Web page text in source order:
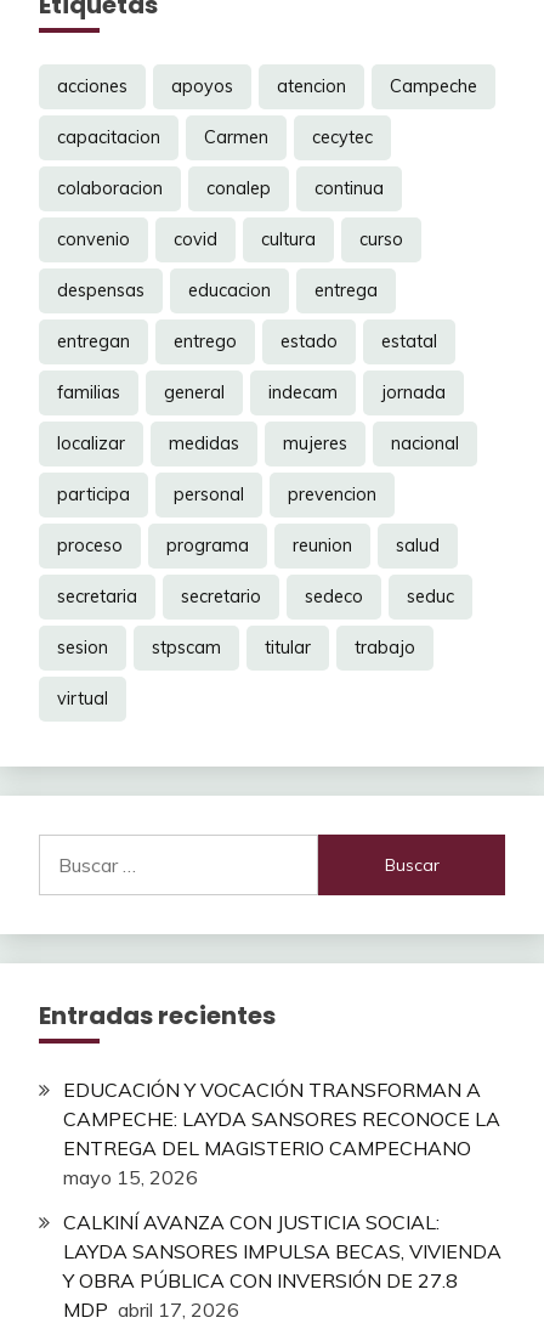
acciones apoyos atencion Campeche
capacitacion Carmen cecytec
colaboracion conalep continua
convenio covid cultura curso
despensas educacion entrega
entregan entrego estado estatal
familias general indecam jornada
localizar medidas mujeres nacional
participa personal prevencion
proceso programa reunion salud
secretaria secretario sedeco seduc
sesion stpscam titular trabajo
virtual
Entradas recientes
EDUCACIÓN Y VOCACIÓN TRANSFORMAN A
CAMPECHE: LAYDA SANSORES RECONOCE LA
ENTREGA DEL MAGISTERIO CAMPECHANO
mayo 15, 2026
CALKINÍ AVANZA CON JUSTICIA SOCIAL:
LAYDA SANSORES IMPULSA BECAS, VIVIENDA
Y OBRA PÚBLICA CON INVERSIÓN DE 27.8
MDP abril 17, 2026